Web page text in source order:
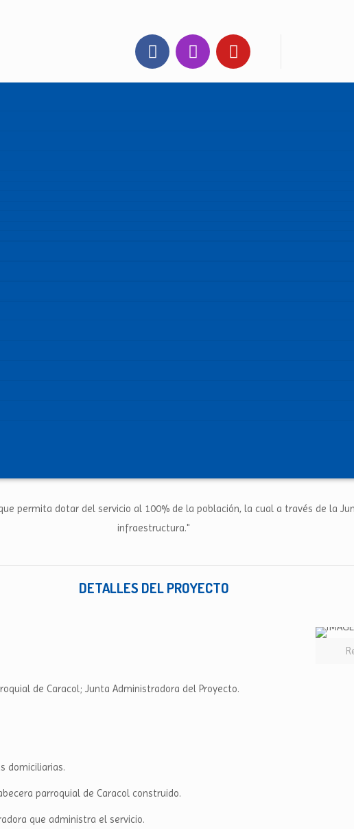
permita dotar del servicio al 100% de la población, la cual a través de la
infraestructura."
DETALLES DEL PROYECTO
de Caracol; Junta Administradora del Proyecto.
domiciliarias.
parroquial de Caracol construido.
que administra el servicio.